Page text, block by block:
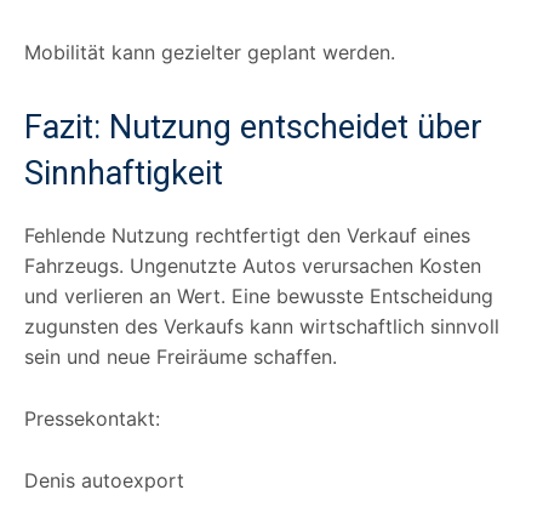
Mobilität kann gezielter geplant werden.
Fazit: Nutzung entscheidet über
Sinnhaftigkeit
Fehlende Nutzung rechtfertigt den Verkauf eines
Fahrzeugs. Ungenutzte Autos verursachen Kosten
und verlieren an Wert. Eine bewusste Entscheidung
zugunsten des Verkaufs kann wirtschaftlich sinnvoll
sein und neue Freiräume schaffen.
Pressekontakt:
Denis autoexport